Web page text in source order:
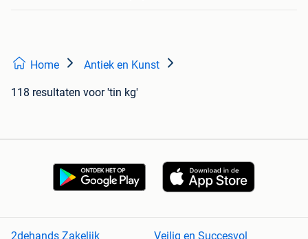
Home Antiek en Kunst
118 resultaten voor 'tin kg'
2dehands Zakelijk Veilig en Succesvol